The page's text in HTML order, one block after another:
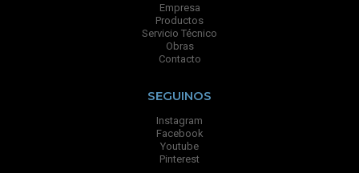
Empresa
Productos
Servicio Técnico
Obras
Contacto
SEGUINOS
Instagram
Facebook
Youtube
Pinterest